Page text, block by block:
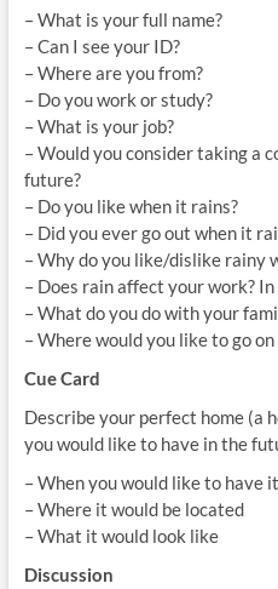
– What is your full name?
– Can I see your ID?
– Where are you from?
– Do you work or study?
– What is your job?
– Would you consider taking a
future?
– Do you like when it rains?
– Did you ever go out when it
– Why do you like/dislike rainy
– Does rain affect your work?
– What do you do with your
– Where would you like to go
Cue Card
Describe your perfect home (a
you would like to have in the
– When you would like to have it
– Where it would be located
– What it would look like
Discussion